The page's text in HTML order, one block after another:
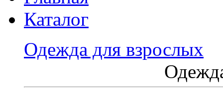
Каталог
Одежда для взрослых